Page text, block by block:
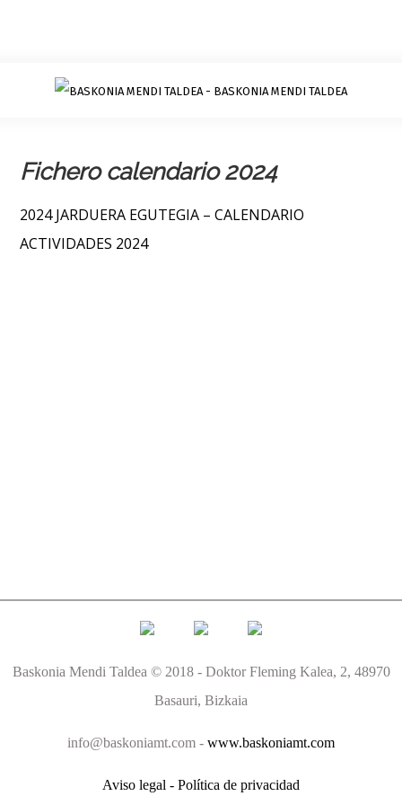
Fichero calendario 2024
2024 JARDUERA EGUTEGIA – CALENDARIO
ACTIVIDADES 2024
Baskonia Mendi Taldea © 2018 - Doktor Fleming Kalea, 2, 48970
Basauri, Bizkaia
info@baskoniamt.com - www.baskoniamt.com
Aviso legal - Política de privacidad